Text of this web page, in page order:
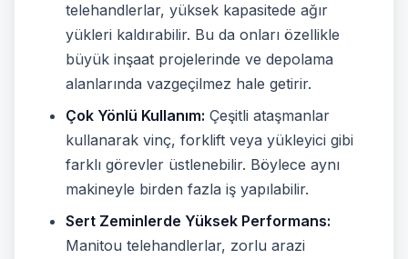
telehandlerlar, yüksek kapasitede ağır
yükleri kaldırabilir. Bu da onları özellikle
büyük inşaat projelerinde ve depolama
alanlarında vazgeçilmez hale getirir.
Çok Yönlü Kullanım: Çeşitli ataşmanlar
kullanarak vinç, forklift veya yükleyici gibi
farklı görevler üstlenebilir. Böylece aynı
makineyle birden fazla iş yapılabilir.
Sert Zeminlerde Yüksek Performans:
Manitou telehandlerlar, zorlu arazi